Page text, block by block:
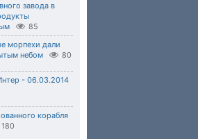
завода в
85
морпехи дали
небом
80
- 06.03.2014
корабля
180